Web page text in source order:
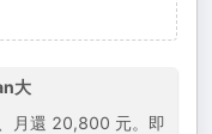
大
月還 20,800 元。即